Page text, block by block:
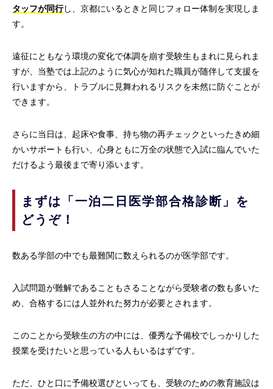
タッフが同行し、京都にいるときと同じフォロー体制を実現しま
す。
遠征にともなう環境の変化で体調を崩す受験生もまれに見られま
すが、当塾では上記のように気心が知れた職員が随伴して支援を
行いますから、トラブルに見舞われるリスクを未然に防ぐことが
できます。
さらに当日は、起床や食事、持ち物の再チェックといったきめ細
かいサポートも行い、心身ともに万全の状態で入試に臨んでいた
だけるよう最後まで寄り添います。
まずは「一泊二日医学部合格診断」を
どうぞ！
数ある学部の中でも最難関に数えられるのが医学部です。
入試問題が難解であることもさることながら受験者の数も多いた
め、合格するには人並外れた努力が必要とされます。
このことから受験生の方の中には、優秀な予備校でしっかりした
授業を受けたいと思っている人もいるはずです。
ただ、ひと口に予備校選びといっても、受験のための教育施設は